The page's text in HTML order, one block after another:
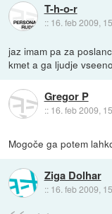
T-h-o-r
:: 16. feb 2009,
jaz imam pa za
kmet a ga ljudje
Gregor P
:: 16. feb 2009,
Mogoče ga potem
Ziga Dolhar
:: 16. feb 2009,